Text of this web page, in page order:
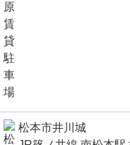
松本市井川城